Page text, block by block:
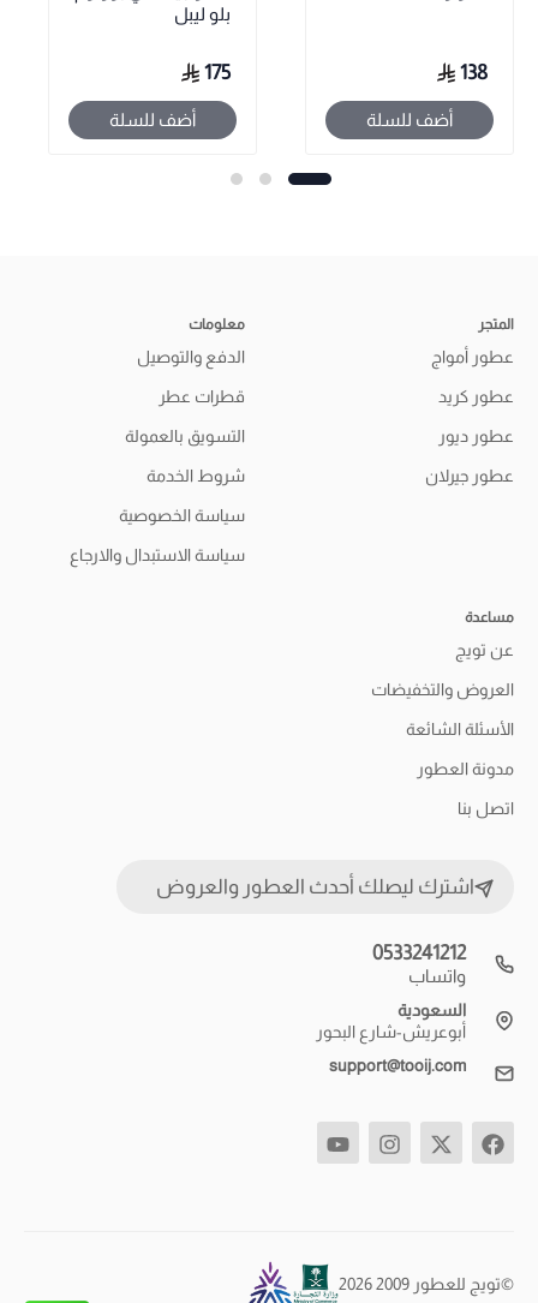
138
أضف للسلة
بلو ليبل
175
أضف للسلة
المتجر
عطور أمواج
عطور كريد
عطور ديور
عطور جيرلان
معلومات
الدفع والتوصيل
قطرات عطر
التسويق بالعمولة
شروط الخدمة
سياسة الخصوصية
سياسة الاستبدال والارجاع
مساعدة
عن تويج
العروض والتخفيضات
الأسئلة الشائعة
مدونة العطور
اتصل بنا
اشترك ليصلك أحدث العطور والعروض
0533241212
واتساب
السعودية
أبوعريش-شارع البحور
support@tooij.com
©تويج للعطور 2009 2026